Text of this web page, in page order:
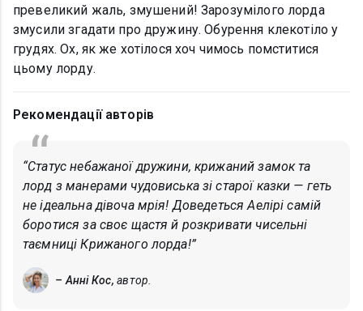
превеликий жаль, змушений! Зарозумілого лорда
змусили згадати про дружину. Обурення клекотіло у
грудях. Ох, як же хотілося хоч чимось помститися
цьому лорду.
Рекомендації авторів
“Статус небажаної дружини, крижаний замок та
лорд з манерами чудовиська зі старої казки — геть
не ідеальна дівоча мрія! Доведеться Аелірі самій
боротися за своє щастя й розкривати чисельні
таємниці Крижаного лорда!”
– Анні Кос, автор.